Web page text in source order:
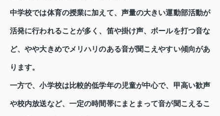
中学校では体育の授業に加えて、声量の大きい運動部活動が
活発に行われることが多く、笛や掛け声、ボールを打つ音な
ど、やや大きめでメリハリのある音が聞こえやすい傾向があ
ります。
一方で、小学校は比較的低学年の児童が中心で、甲高い歓声
や校内放送など、一定の時間帯にまとまって音が聞こえるこ